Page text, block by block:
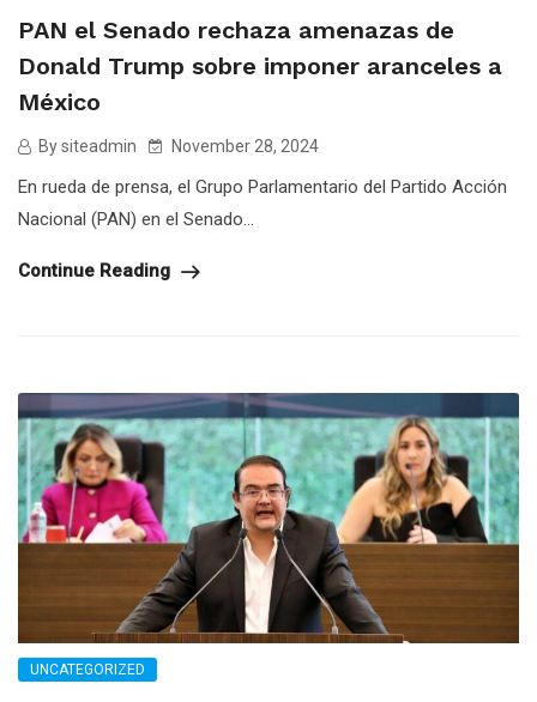
PAN el Senado rechaza amenazas de
Donald Trump sobre imponer aranceles a
México
By siteadmin November 28, 2024
En rueda de prensa, el Grupo Parlamentario del Partido Acción
Nacional (PAN) en el Senado...
Continue Reading
UNCATEGORIZED